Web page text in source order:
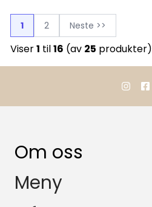
1 2 Neste >>
Viser1 til16 (av 25 produkter)
Om oss
TOP RACING HESTEUTSTYR AS
Refsalen 5M
Meny